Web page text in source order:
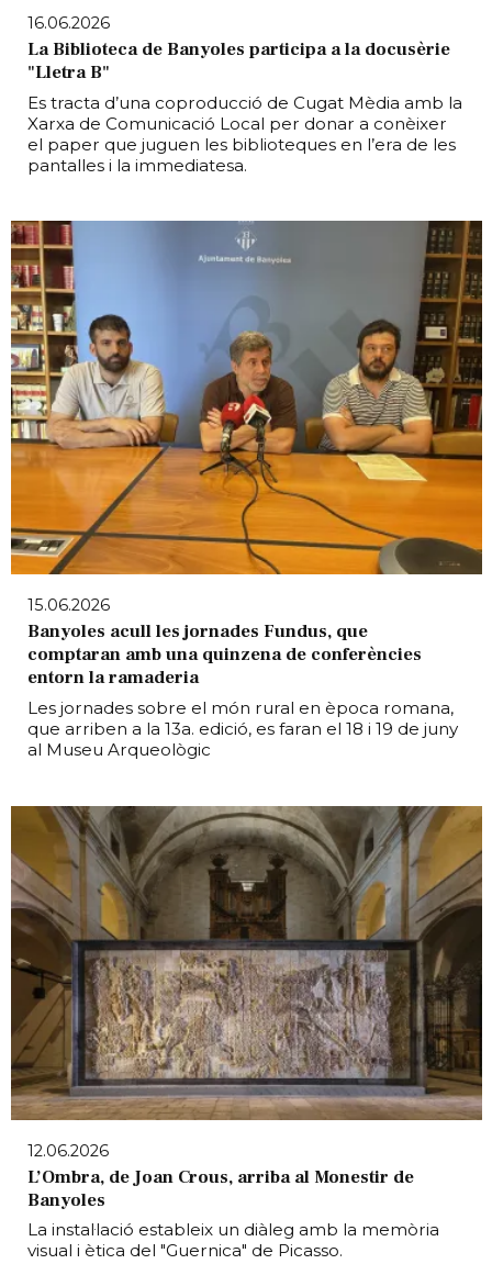
16.06.2026
La Biblioteca de Banyoles participa a la docusèrie
"Lletra B"
Es tracta d’una coproducció de Cugat Mèdia amb la
Xarxa de Comunicació Local per donar a conèixer
el paper que juguen les biblioteques en l’era de les
pantalles i la immediatesa.
15.06.2026
Banyoles acull les jornades Fundus, que
comptaran amb una quinzena de conferències
entorn la ramaderia
Les jornades sobre el món rural en època romana,
que arriben a la 13a. edició, es faran el 18 i 19 de juny
al Museu Arqueològic
12.06.2026
L’Ombra, de Joan Crous, arriba al Monestir de
Banyoles
La instal·lació estableix un diàleg amb la memòria
visual i ètica del "Guernica" de Picasso.